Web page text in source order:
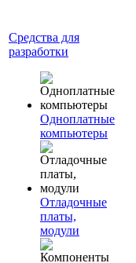
Средства для
разработки
Одноплатные
компьютеры
Отладочные
платы,
модули